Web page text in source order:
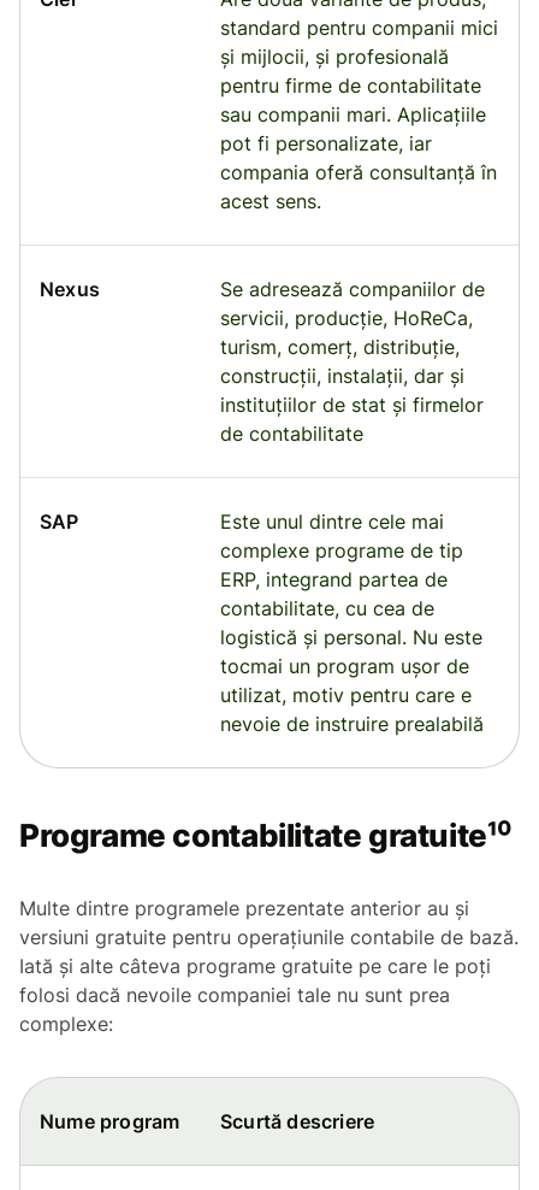
standard pentru companii mici
și mijlocii, și profesională
pentru firme de contabilitate
sau companii mari. Aplicațiile
pot fi personalizate, iar
compania oferă consultanță în
acest sens.
Nexus
Se adresează companiilor de
servicii, producție, HoReCa,
turism, comerț, distribuție,
construcții, instalații, dar și
instituțiilor de stat și firmelor
de contabilitate
SAP
Este unul dintre cele mai
complexe programe de tip
ERP, integrand partea de
contabilitate, cu cea de
logistică și personal. Nu este
tocmai un program ușor de
utilizat, motiv pentru care e
nevoie de instruire prealabilă
Programe contabilitate gratuite¹⁰
Multe dintre programele prezentate anterior au și
versiuni gratuite pentru operațiunile contabile de bază.
Iată și alte câteva programe gratuite pe care le poți
folosi dacă nevoile companiei tale nu sunt prea
complexe:
Nume program Scurtă descriere